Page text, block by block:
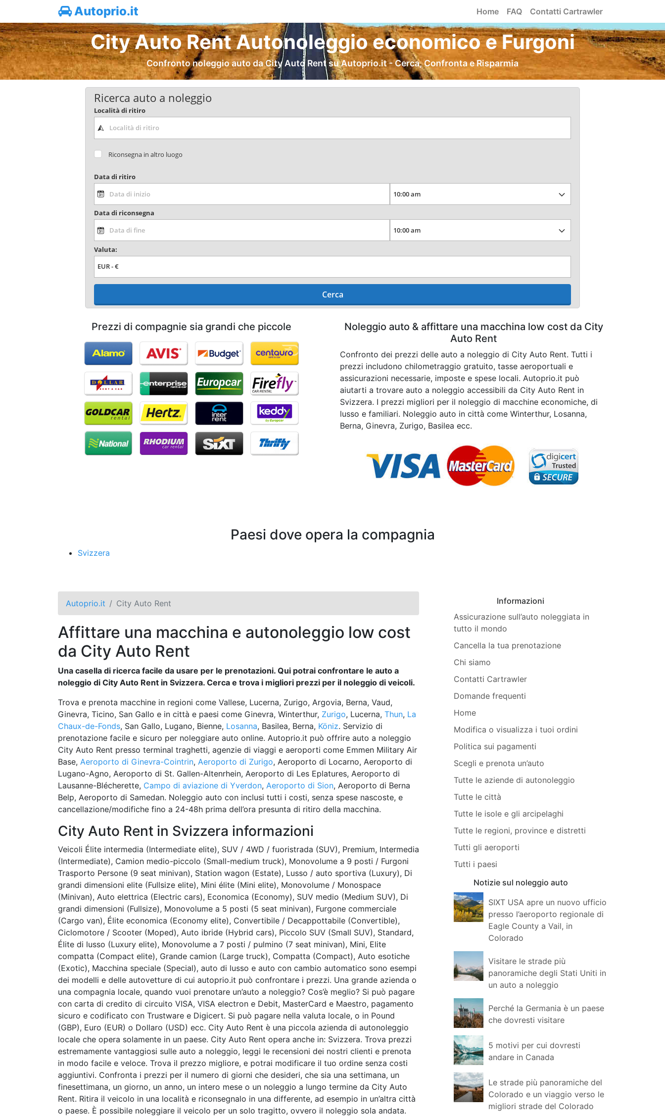
Autoprio.it Home FAQ Contatti Cartrawler
City Auto Rent Autonoleggio economico e Furgoni
Confronto noleggio auto da City Auto Rent su Autoprio.it - Cerca, Confronta e Risparmia
Ricerca auto a noleggio
Località di ritiro
Riconsegna in altro luogo
Data di ritiro
Data di riconsegna
Valuta:
Cerca
Prezzi di compagnie sia grandi che piccole
Noleggio auto & affittare una macchina low cost da City
Auto Rent
Confronto dei prezzi delle auto a noleggio di City Auto Rent. Tutti i
prezzi includono chilometraggio gratuito, tasse aeroportuali e
assicurazioni necessarie, imposte e spese locali. Autoprio.it può
aiutarti a trovare auto a noleggio accessibili da City Auto Rent in
Svizzera. I prezzi migliori per il noleggio di macchine economiche, di
lusso e familiari. Noleggio auto in città come Winterthur, Losanna,
Berna, Ginevra, Zurigo, Basilea ecc.
Paesi dove opera la compagnia
Svizzera
Autoprio.it City Auto Rent
Affittare una macchina e autonoleggio low cost
da City Auto Rent
Una casella di ricerca facile da usare per le prenotazioni. Qui potrai confrontare le auto a
noleggio di City Auto Rent in Svizzera. Cerca e trova i migliori prezzi per il noleggio di veicoli.
Trova e prenota macchine in regioni come Vallese, Lucerna, Zurigo, Argovia, Berna, Vaud,
Ginevra, Ticino, San Gallo e in città e paesi come Ginevra, Winterthur, Zurigo, Lucerna, Thun, La
Chaux-de-Fonds, San Gallo, Lugano, Bienne, Losanna, Basilea, Berna, Köniz. Servizio di
prenotazione facile e sicuro per noleggiare auto online. Autoprio.it può offrire auto a noleggio
City Auto Rent presso terminal traghetti, agenzie di viaggi e aeroporti come Emmen Military Air
Base, Aeroporto di Ginevra-Cointrin, Aeroporto di Zurigo, Aeroporto di Locarno, Aeroporto di
Lugano-Agno, Aeroporto di St. Gallen-Altenrhein, Aeroporto di Les Eplatures, Aeroporto di
Lausanne-Blécherette, Campo di aviazione di Yverdon, Aeroporto di Sion, Aeroporto di Berna
Belp, Aeroporto di Samedan. Noleggio auto con inclusi tutti i costi, senza spese nascoste, e
cancellazione/modifiche fino a 24-48h prima dell’ora presunta di ritiro della macchina.
City Auto Rent in Svizzera informazioni
Veicoli Élite intermedia (Intermediate elite), SUV / 4WD / fuoristrada (SUV), Premium, Intermedia
(Intermediate), Camion medio-piccolo (Small-medium truck), Monovolume a 9 posti / Furgoni
Trasporto Persone (9 seat minivan), Station wagon (Estate), Lusso / auto sportiva (Luxury), Di
grandi dimensioni elite (Fullsize elite), Mini élite (Mini elite), Monovolume / Monospace
(Minivan), Auto elettrica (Electric cars), Economica (Economy), SUV medio (Medium SUV), Di
grandi dimensioni (Fullsize), Monovolume a 5 posti (5 seat minivan), Furgone commerciale
(Cargo van), Élite economica (Economy elite), Convertibile / Decappottabile (Convertible),
Ciclomotore / Scooter (Moped), Auto ibride (Hybrid cars), Piccolo SUV (Small SUV), Standard,
Élite di lusso (Luxury elite), Monovolume a 7 posti / pulmino (7 seat minivan), Mini, Elite
compatta (Compact elite), Grande camion (Large truck), Compatta (Compact), Auto esotiche
(Exotic), Macchina speciale (Special), auto di lusso e auto con cambio automatico sono esempi
dei modelli e delle autovetture di cui autoprio.it può confrontare i prezzi. Una grande azienda o
una compagnia locale, quando vuoi prenotare un’auto a noleggio? Cos’è meglio? Si può pagare
con carta di credito di circuito VISA, VISA electron e Debit, MasterCard e Maestro, pagamento
sicuro e codificato con Trustware e Digicert. Si può pagare nella valuta locale, o in Pound
(GBP), Euro (EUR) o Dollaro (USD) ecc. City Auto Rent è una piccola azienda di autonoleggio
locale che opera solamente in un paese. City Auto Rent opera anche in: Svizzera. Trova prezzi
estremamente vantaggiosi sulle auto a noleggio, leggi le recensioni dei nostri clienti e prenota
in modo facile e veloce. Trova il prezzo migliore, e potrai modificare il tuo ordine senza costi
aggiuntivi. Confronta i prezzi per il numero di giorni che desideri, che sia una settimana, un
finesettimana, un giorno, un anno, un intero mese o un noleggio a lungo termine da City Auto
Rent. Ritira il veicolo in una località e riconsegnalo in una differente, ad esempio in un’altra città
o paese. È possibile noleggiare il veicolo per un solo tragitto, ovvero il noleggio sola andata.
Informazioni
Assicurazione sull’auto noleggiata in
tutto il mondo
Cancella la tua prenotazione
Chi siamo
Contatti Cartrawler
Domande frequenti
Home
Modifica o visualizza i tuoi ordini
Politica sui pagamenti
Scegli e prenota un’auto
Tutte le aziende di autonoleggio
Tutte le città
Tutte le isole e gli arcipelaghi
Tutte le regioni, province e distretti
Tutti gli aeroporti
Tutti i paesi
Notizie sul noleggio auto
SIXT USA apre un nuovo ufficio
presso l’aeroporto regionale di
Eagle County a Vail, in
Colorado
Visitare le strade più
panoramiche degli Stati Uniti in
un auto a noleggio
Perché la Germania è un paese
che dovresti visitare
5 motivi per cui dovresti
andare in Canada
Le strade più panoramiche del
Colorado e un viaggio verso le
migliori strade del Colorado